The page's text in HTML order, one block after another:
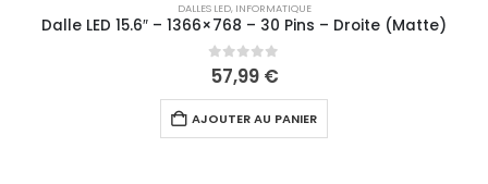
DALLES LED, INFORMATIQUE
Dalle LED 15.6″ – 1366×768 – 30 Pins – Droite (Matte)
0out of 5
57,99 €
AJOUTER AU PANIER